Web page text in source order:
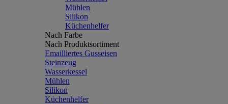
Mühlen
Silikon
Küchenhelfer
Nach Farbe
Nach Produktsortiment
Emailliertes Gusseisen
Steinzeug
Wasserkessel
Mühlen
Silikon
Küchenhelfer